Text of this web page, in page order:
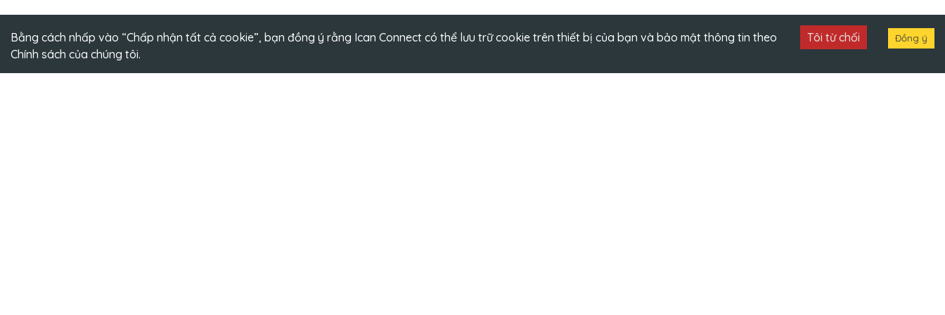
Bằng cách nhấp vào “Chấp nhận tất cả cookie”, bạn đồng ý rằng Ican Connect có thể lưu trữ cookie trên thiết bị của bạn và bảo mật thông tin theo
Chính sách của chúng tôi.
Tôi từ chối Đồng ý